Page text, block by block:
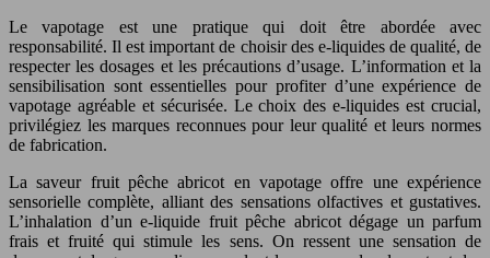
Le vapotage est une pratique qui doit être abordée avec
responsabilité. Il est important de choisir des e-liquides de qualité, de
respecter les dosages et les précautions d’usage. L’information et la
sensibilisation sont essentielles pour profiter d’une expérience de
vapotage agréable et sécurisée. Le choix des e-liquides est crucial,
privilégiez les marques reconnues pour leur qualité et leurs normes
de fabrication.
La saveur fruit pêche abricot en vapotage offre une expérience
sensorielle complète, alliant des sensations olfactives et gustatives.
L’inhalation d’un e-liquide fruit pêche abricot dégage un parfum
frais et fruité qui stimule les sens. On ressent une sensation de